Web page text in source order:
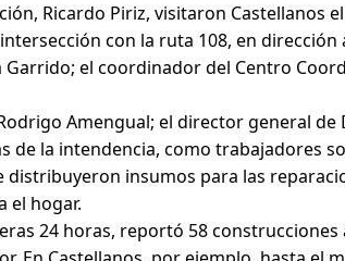
Ricardo Piriz, visitaron Castellanos
con la ruta 108, en dirección
el coordinador del Centro
Amengual; el director general de
la intendencia, como trabajadores
insumos para las
el hogar.
24 horas, reportó 58